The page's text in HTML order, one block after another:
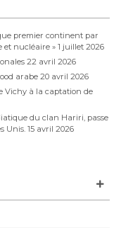
premier continent par
et nucléaire » 1 juillet 2026
22 avril 2026
arabe 20 avril 2026
Vichy à la captation de
du clan Hariri, passe
Unis. 15 avril 2026